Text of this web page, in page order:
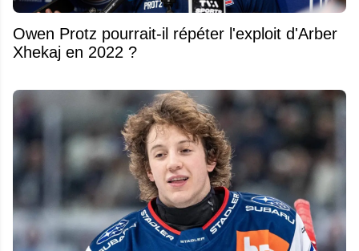
Owen Protz pourrait-il répéter l'exploit d'Arber
Xhekaj en 2022 ?